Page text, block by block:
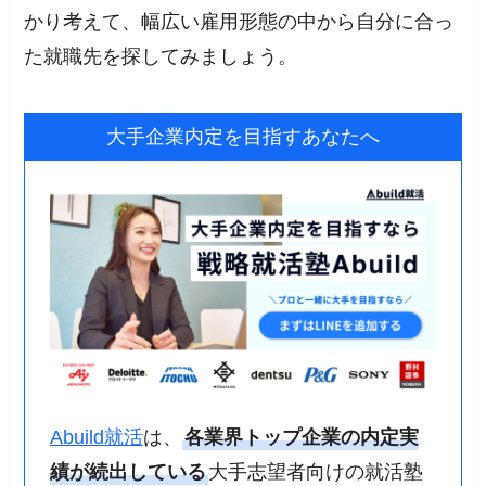
かり考えて、幅広い雇用形態の中から自分に合っ
た就職先を探してみましょう。
大手企業内定を目指すあなたへ
Abuild就活は、 各業界トップ企業の内定実
績が続出している大手志望者向けの就活塾